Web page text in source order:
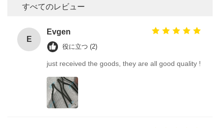
すべてのレビュー
E
Evgen
役に立つ (2)
just received the goods, they are all good quality !